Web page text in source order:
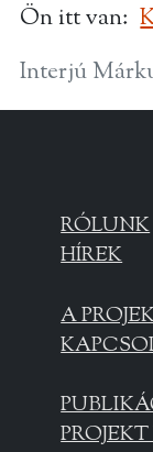
Ön itt van:
Interjú
RÓLUNK
HÍREK
A